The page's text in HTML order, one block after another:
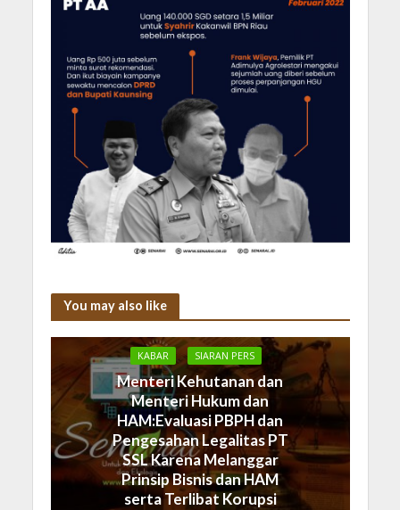
You may also like
KABAR SIARAN PERS
Menteri Kehutanan dan
Menteri Hukum dan
HAM:Evaluasi PBPH dan
Pengesahan Legalitas PT
SSL Karena Melanggar
Prinsip Bisnis dan HAM
serta Terlibat Korupsi